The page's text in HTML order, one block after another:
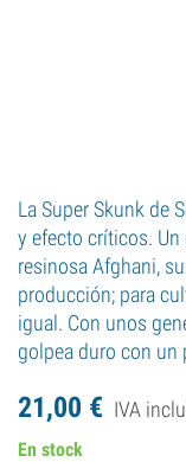
La Super Skunk de
y efecto críticos.
resinosa Afghani,
producción; para
igual. Con unos
golpea duro con un
21,00 € IVA
En stock